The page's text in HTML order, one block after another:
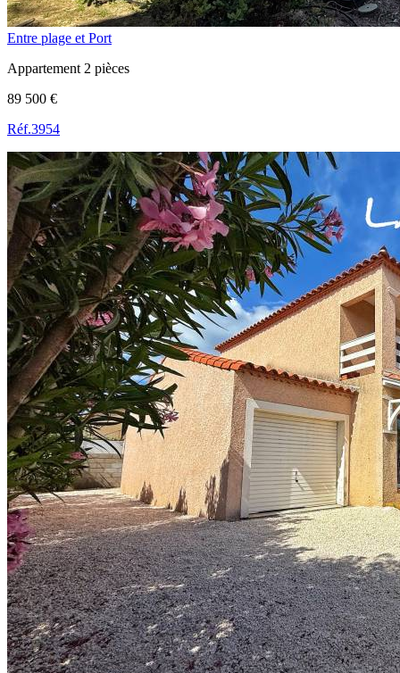
Entre plage et Port
Appartement 2 pièces
89 500 €
Réf.3954